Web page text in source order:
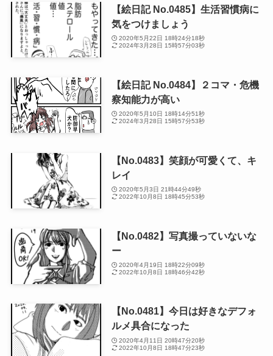
【絵日記 No.0485】生活習慣病に
気をつけましょう
2020年5月22日 18時24分18秒
2024年3月28日 15時57分03秒
【絵日記 No.0484】２コマ・危機
察知能力が高い
2020年5月10日 18時14分51秒
2024年3月28日 15時57分53秒
【No.0483】笑顔が可愛くて、キ
レイ
2020年5月3日 21時44分49秒
2022年10月8日 18時45分53秒
【No.0482】写真撮っていないな
ー
2020年4月19日 18時22分09秒
2022年10月8日 18時46分42秒
【No.0481】今日は好きなデフォ
ルメ具合になった
2020年4月11日 20時47分20秒
2022年10月8日 18時47分23秒